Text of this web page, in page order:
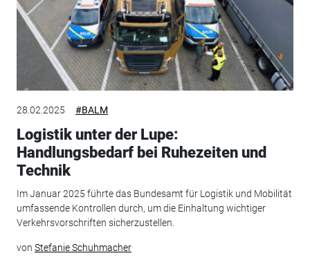
28.02.2025 #BALM
Logistik unter der Lupe:
Handlungsbedarf bei Ruhezeiten und
Technik
Im Januar 2025 führte das Bundesamt für Logistik und Mobilität
umfassende Kontrollen durch, um die Einhaltung wichtiger
Verkehrsvorschriften sicherzustellen.
von Stefanie Schuhmacher